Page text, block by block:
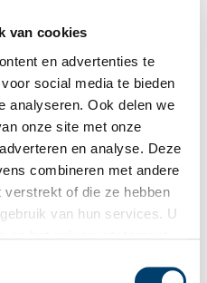
van cookies
en advertenties te
social media te bieden
analyseren. Ook delen we
onze site met onze
en analyse. Deze
combineren met andere
verstrekt of die ze hebben
van hun services. U
dit provinciale monument al
elke dag: station Santpoort-